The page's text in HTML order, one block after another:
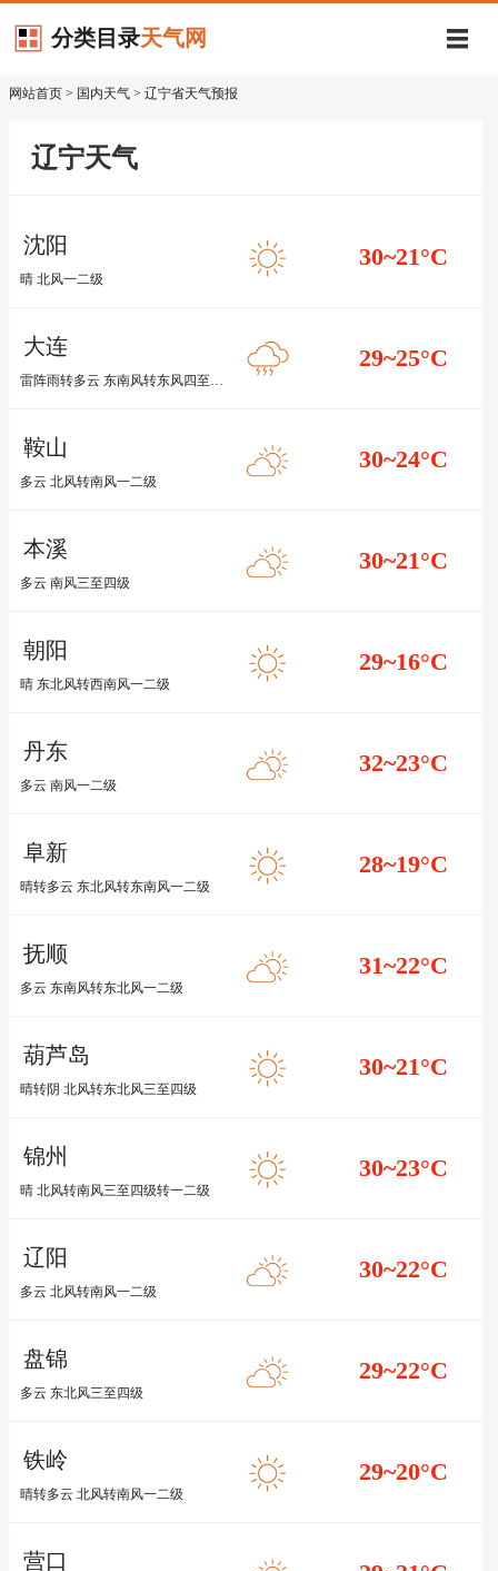
分类目录天气网
网站首页 > 国内天气 > 辽宁省天气预报
辽宁天气
沈阳
晴 北风一二级
30~21°C
大连
雷阵雨转多云 东南风转东风四至五级
29~25°C
鞍山
多云 北风转南风一二级
30~24°C
本溪
多云 南风三至四级
30~21°C
朝阳
晴 东北风转西南风一二级
29~16°C
丹东
多云 南风一二级
32~23°C
阜新
晴转多云 东北风转东南风一二级
28~19°C
抚顺
多云 东南风转东北风一二级
31~22°C
葫芦岛
晴转阴 北风转东北风三至四级
30~21°C
锦州
晴 北风转南风三至四级转一二级
30~23°C
辽阳
多云 北风转南风一二级
30~22°C
盘锦
多云 东北风三至四级
29~22°C
铁岭
晴转多云 北风转南风一二级
29~20°C
营口